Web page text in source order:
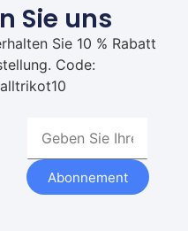
Sie uns
Sie 10 % Rabatt
Code:
Abonnement